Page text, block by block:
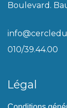
Boulevard.
010/39.44.00
Légal